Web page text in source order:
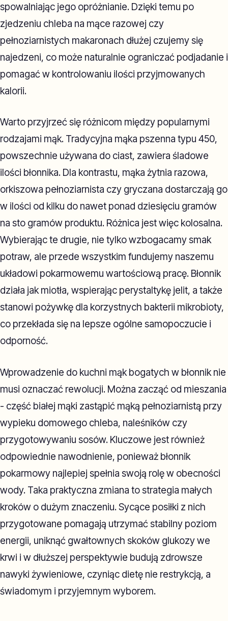
spowalniając jego opróżnianie. Dzięki temu po
zjedzeniu chleba na mące razowej czy
pełnoziarnistych makaronach dłużej czujemy się
najedzeni, co może naturalnie ograniczać podjadanie i
pomagać w kontrolowaniu ilości przyjmowanych
kalorii.
Warto przyjrzeć się różnicom między popularnymi
rodzajami mąk. Tradycyjna mąka pszenna typu 450,
powszechnie używana do ciast, zawiera śladowe
ilości błonnika. Dla kontrastu, mąka żytnia razowa,
orkiszowa pełnoziarnista czy gryczana dostarczają go
w ilości od kilku do nawet ponad dziesięciu gramów
na sto gramów produktu. Różnica jest więc kolosalna.
Wybierając te drugie, nie tylko wzbogacamy smak
potraw, ale przede wszystkim fundujemy naszemu
układowi pokarmowemu wartościową pracę. Błonnik
działa jak miotła, wspierając perystaltykę jelit, a także
stanowi pożywkę dla korzystnych bakterii mikrobioty,
co przekłada się na lepsze ogólne samopoczucie i
odporność.
Wprowadzenie do kuchni mąk bogatych w błonnik nie
musi oznaczać rewolucji. Można zacząć od mieszania
- część białej mąki zastąpić mąką pełnoziarnistą przy
wypieku domowego chleba, naleśników czy
przygotowywaniu sosów. Kluczowe jest również
odpowiednie nawodnienie, ponieważ błonnik
pokarmowy najlepiej spełnia swoją rolę w obecności
wody. Taka praktyczna zmiana to strategia małych
kroków o dużym znaczeniu. Sycące posiłki z nich
przygotowane pomagają utrzymać stabilny poziom
energii, uniknąć gwałtownych skoków glukozy we
krwi i w dłuższej perspektywie budują zdrowsze
nawyki żywieniowe, czyniąc dietę nie restrykcją, a
świadomym i przyjemnym wyborem.